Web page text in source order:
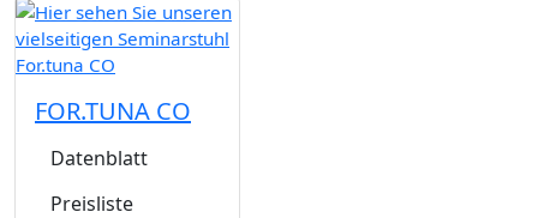
FOR.TUNA CO
Datenblatt
Preisliste